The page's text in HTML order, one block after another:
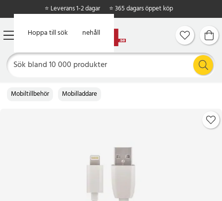
Hoppa till huvudinnehåll
Hoppa till sök
⭐ Leverans 1-2 dagar ⭐ 365 dagars öppet köp
Mobiltillbehör Mobilladdare